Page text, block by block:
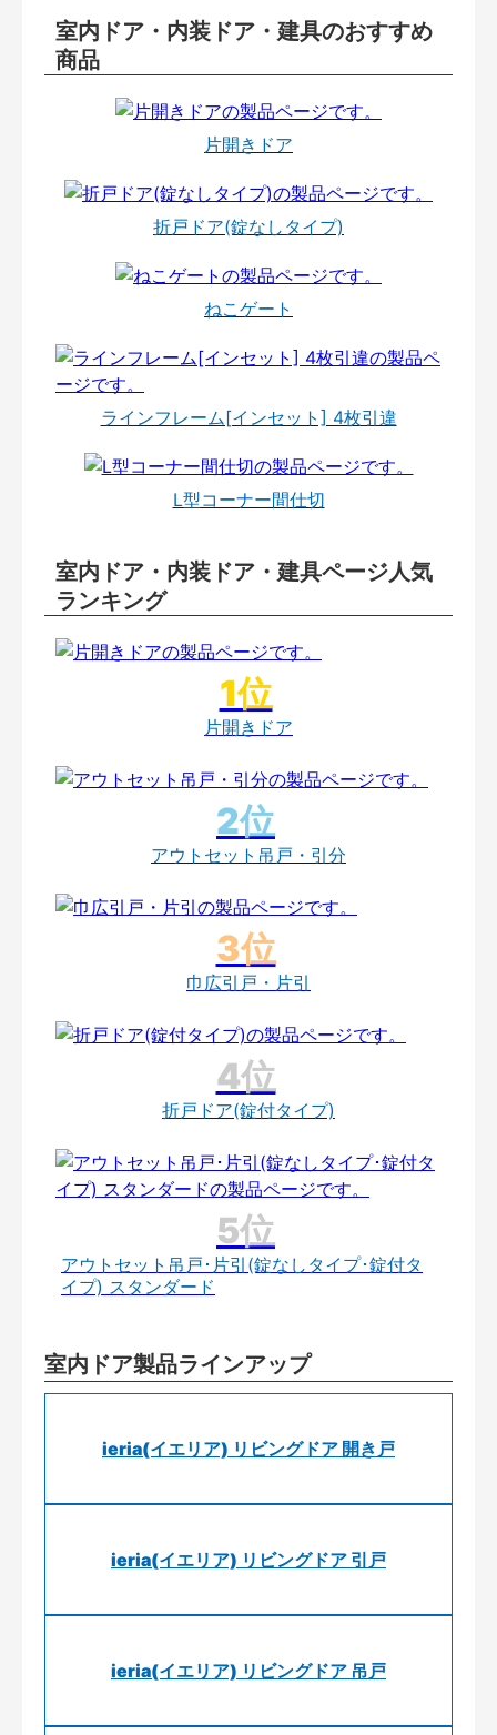
室内ドア・内装ドア・建具のおすすめ
商品
片開きドア
折戸ドア(錠なしタイプ)
ねこゲート
ラインフレーム[インセット] 4枚引違
L型コーナー間仕切
室内ドア・内装ドア・建具ページ人気
ランキング
片開きドア
アウトセット吊戸・引分
巾広引戸・片引
折戸ドア(錠付タイプ)
アウトセット吊戸･片引(錠なしタイプ･錠付タ
イプ) スタンダード
室内ドア製品ラインアップ
ieria(イエリア) リビングドア 開き戸
ieria(イエリア) リビングドア 引戸
ieria(イエリア) リビングドア 吊戸